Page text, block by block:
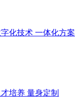
化技术 一体化方案
培养 量身定制